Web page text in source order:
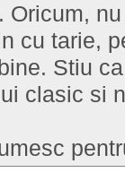
Oricum,
cu tarie,
Stiu
clasic si